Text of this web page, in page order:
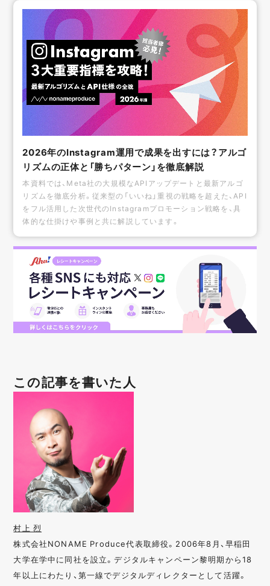
2026年のInstagram運用で成果を出すには？アルゴ
リズムの正体と「勝ちパターン」を徹底解説
本資料では、Meta社の大規模なAPIアップデートと最新アルゴ
リズムを徹底分析。従来型の「いいね」重視の戦略を超えた、API
をフル活用した次世代のInstagramプロモーション戦略を、具
体的な仕掛けや事例と共に解説しています。
この記事を書いた人
村上 烈
株式会社NONAME Produce代表取締役。2006年8月、早稲田
大学在学中に同社を設立。デジタルキャンペーン黎明期から18
年以上にわたり、第一線でデジタルディレクターとして活躍。